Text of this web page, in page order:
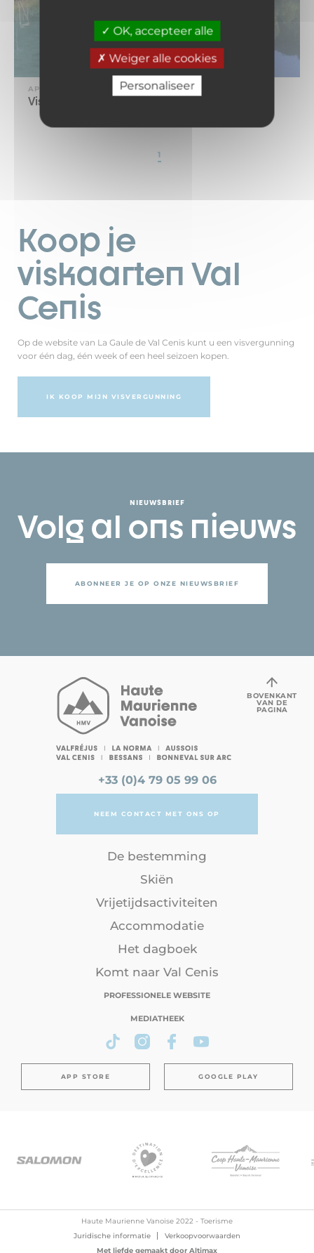
OK, accepteer alle
Weiger alle cookies
Personaliseer
APPARATUUR
Vismeer van Sollières
1
Koop je
viskaarten Val
Cenis
Op de website van La Gaule de Val Cenis kunt u een visvergunning
voor één dag, één week of een heel seizoen kopen.
IK KOOP MIJN VISVERGUNNING
NIEUWSBRIEF
Volg al ons nieuws
ABONNEER JE OP ONZE NIEUWSBRIEF
+33 (0)4 79 05 99 06
NEEM CONTACT MET ONS OP
De bestemming
Skiën
Vrijetijdsactiviteiten
Accommodatie
Het dagboek
Komt naar Val Cenis
PROFESSIONELE WEBSITE
MEDIATHEEK
APP STORE GOOGLE PLAY
BOVENKANT
VAN DE
PAGINA
Haute Maurienne Vanoise 2022 - Toerisme
Juridische informatie
Verkoopvoorwaarden
Met liefde gemaakt door Altimax